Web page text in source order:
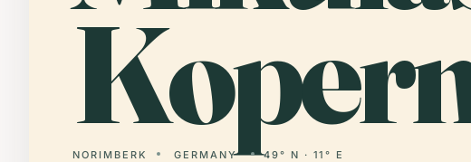
NORIMBERK GERMANY 49° N · 11° E